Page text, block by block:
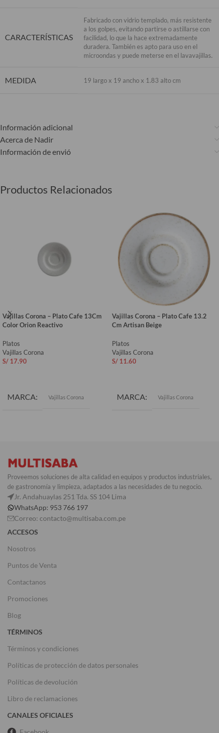
CARACTERÍSTICAS
Fabricado con vidrio templado, más resistente
a los golpes, evitando partirse o astillarse con
facilidad, lo que la hace extremadamente
duradera. También es apto para uso en el
microondas y puede meterse en el lavavajillas.
MEDIDA 19 largo x 19 ancho x 1.83 alto cm
Información adicional
Acerca de Nadir
Información de envió
Productos Relacionados
Vajillas Corona – Plato Cafe 13Cm
Color Orion Reactivo
Platos
Vajillas Corona
S/ 17.90
MARCA Vajillas Corona
Vajillas Corona – Plato Cafe 13.2
Cm Artisan Beige
Platos
Vajillas Corona
S/ 11.60
MARCA Vajillas Corona
Proveemos soluciones de alta calidad en equipos y productos industriales,
de gastronomía y limpieza, adaptados a las necesidades de tu negocio.
Jr. Andahuaylas 251 Tda. SS 104 Lima
WhatsApp: 953 766 197
Correo: contacto@multisaba.com.pe
ACCESOS
Nosotros
Puntos de Venta
Contactanos
Promociones
Blog
TÉRMINOS
Términos y condiciones
Políticas de protección de datos personales
Políticas de devolución
Libro de reclamaciones
CANALES OFICIALES